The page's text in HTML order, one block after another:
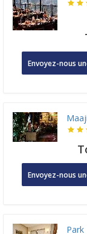
Envoyez-nous
Envoyez-nous
Park